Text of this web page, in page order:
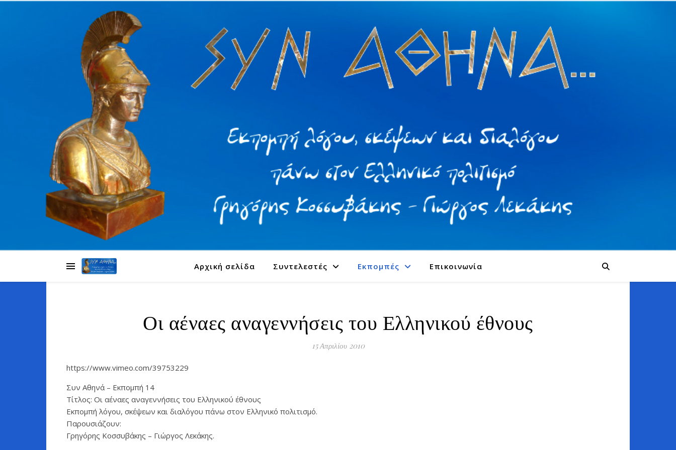
Αρχική σελίδα Συντελεστές Εκπομπές Επικοινωνία
Οι αέναες αναγεννήσεις του Ελληνικού έθνους
15 Απριλίου 2010
https://www.vimeo.com/39753229
Συν Αθηνά – Εκπομπή 14
Τίτλος: Οι αέναες αναγεννήσεις του Ελληνικού έθνους
Εκπομπή λόγου, σκέψεων και διαλόγου πάνω στον Ελληνικό πολιτισμό.
Παρουσιάζουν:
Γρηγόρης Κοσσυβάκης – Γιώργος Λεκάκης.